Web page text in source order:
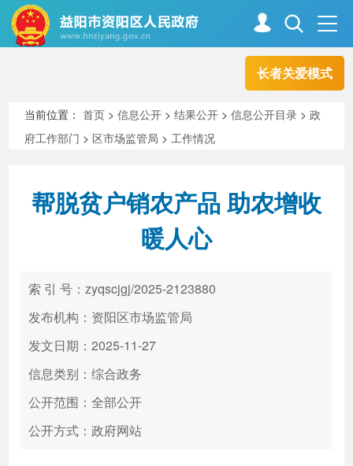
长者关爱模式
走进资阳
新闻中心 解读回应
政务服务
高效办成一件事
当前位置：首页 >信息公开 >结果公开 >信息公开目录 >政
府工作部门 > 区市场监管局 >工作情况
帮脱贫户销农产品 助农增收
暖人心
索 引 号：zyqscjgj/2025-2123880
发布机构：资阳区市场监管局
发文日期：2025-11-27
信息类别：综合政务
公开范围：全部公开
公开方式：政府网站